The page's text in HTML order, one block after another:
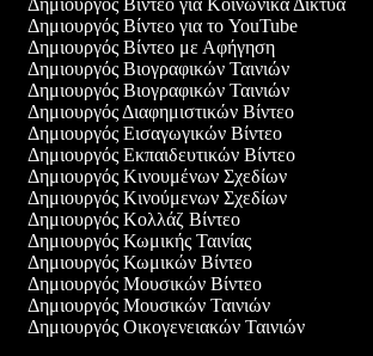
Δημιουργός Βίντεο για Κοινωνικά Δίκτυα
Δημιουργός Βίντεο για το YouTube
Δημιουργός Βίντεο με Αφήγηση
Δημιουργός Βιογραφικών Ταινιών
Δημιουργός Βιογραφικών Ταινιών
Δημιουργός Διαφημιστικών Βίντεο
Δημιουργός Εισαγωγικών Βίντεο
Δημιουργός Εκπαιδευτικών Βίντεο
Δημιουργός Κινουμένων Σχεδίων
Δημιουργός Κινούμενων Σχεδίων
Δημιουργός Κολλάζ Βίντεο
Δημιουργός Κωμικής Ταινίας
Δημιουργός Κωμικών Βίντεο
Δημιουργός Μουσικών Βίντεο
Δημιουργός Μουσικών Ταινιών
Δημιουργός Οικογενειακών Ταινιών